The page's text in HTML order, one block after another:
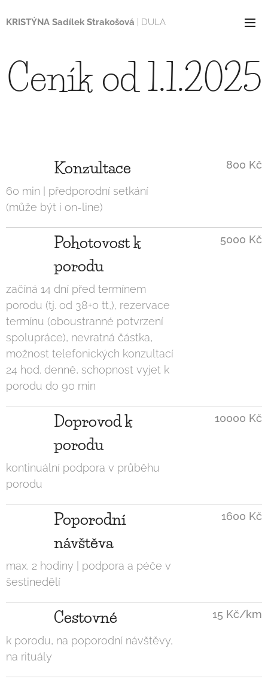
KRISTÝNA Sadílek Strakošová | DULA
Ceník od 1.1.2025
Konzultace
60 min | předporodní setkání
(může být i on-line)
800 Kč
Pohotovost k
porodu
začíná 14 dní před termínem
porodu (tj. od 38+0 tt,), rezervace
termínu (oboustranné potvrzení
spolupráce), nevratná částka,
možnost telefonických konzultací
24 hod. denně, schopnost vyjet k
porodu do 90 min
5000 Kč
Doprovod k
porodu
kontinuální podpora v průběhu
porodu
10000 Kč
Poporodní
návštěva
max. 2 hodiny | podpora a péče v
šestinedělí
1600 Kč
Cestovné
k porodu, na poporodní návštěvy,
na rituály
15 Kč/km